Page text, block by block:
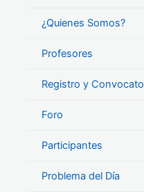
¿Quienes Somos?
Profesores
Registro y
Foro
Participantes
Problema del Día